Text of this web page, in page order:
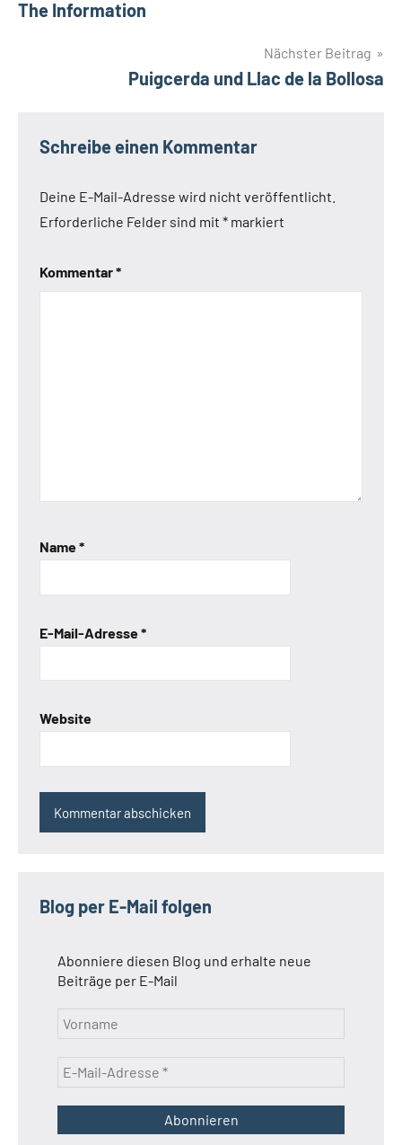
The Information
Nächster Beitrag
Puigcerda und Llac de la Bollosa
Schreibe einen Kommentar
Deine E-Mail-Adresse wird nicht veröffentlicht.
Erforderliche Felder sind mit * markiert
Kommentar*
Name*
E-Mail-Adresse*
Website
Blog per E-Mail folgen
Abonniere diesen Blog und erhalte neue
Beiträge per E-Mail